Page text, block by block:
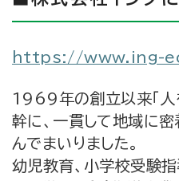
https://www.ing-
1969年の創立以来「人
幹に、一貫して地域に
んでまいりました。
幼児教育、小学校受験指